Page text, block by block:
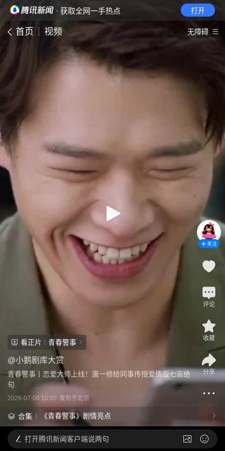
· 获取全网一手热点 打开
首页 视频 无障碍
看正片 青春警事
@小鹅剧库大赏
青春警事丨恋爱大师上线！唐一修给同事传授爱情版七言绝
句
2026-07-06 10:55 发布于北京
合集 《青春警事》剧情亮点
关注
评论
收藏
分享
打开腾讯新闻客户端说两句